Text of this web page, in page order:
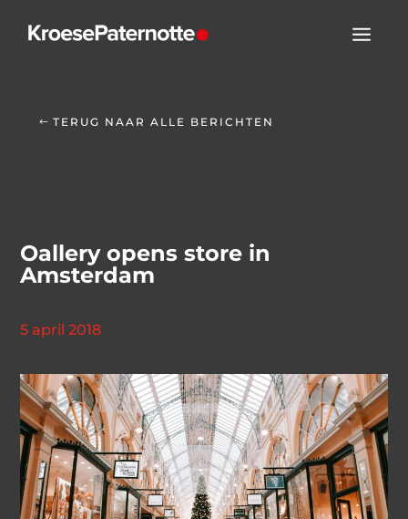
TERUG NAAR ALLE BERICHTEN
Oallery opens store in
Amsterdam
5 april 2018